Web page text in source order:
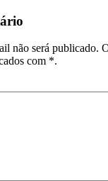
não será publicado.
com *.